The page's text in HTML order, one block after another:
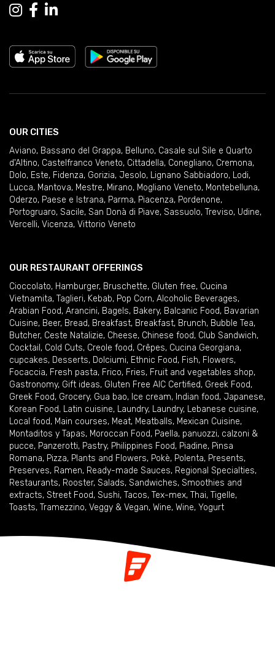
OUR CITIES
Aviano, Bassano del Grappa, Belluno, Casale sul Sile e Quarto
d'Altino, Castelfranco Veneto, Cittadella, Conegliano, Cremona,
Dolo, Este, Fidenza, Gorizia, Jesolo, Lignano Sabbiadoro, Lodi,
Lucca, Mantova, Mestre, Mirano, Mogliano Veneto, Montebelluna,
Oderzo, Paese e Istrana, Parma, Piacenza, Pordenone,
Portogruaro, Sacile, San Donà di Piave, Sassuolo, Treviso, Udine,
Vercelli, Vicenza, Vittorio Veneto
OUR RESTAURANT OFFERINGS
Cioccolato, Hamburger, Bruschette, Gluten free, Cucina
Vietnamita, Taglieri, Kebab, Pop Corn, Alcoholic Beverages,
Arabian Food, Arancini, Bagels, Bakery, Balcanic Food, Bavarian
Cuisine, Beer, Bread, Breakfast, Breakfast, Brunch, Bubble Tea,
Butcher, Ceste Natalizie, Cheese, Chinese food, Club Sandwich,
Cocktail , Cold Cuts, Creole food, Crêpes, Cucina Georgiana,
cupcakes, Desserts, Dolciumi, Ethnic Food, Fish, Flowers,
Focaccia, Fresh pasta, Frico, Fries, Fruit and vegetables shop,
Gastronomy, Gift ideas, Gluten Free AIC Certified, Greek Food,
Greek Food, Grocery, Gua bao, Ice cream, Indian food, Japanese,
Korean Food, Latin cuisine, Laundry, Laundry, Lebanese cuisine,
Local food, Main courses, Meat, Meatballs, Mexican Cuisine,
Montaditos y Tapas, Moroccan Food, Paella, panuozzi, calzoni &
pucce, Panzerotti, Pastry, Philippines Food, Piadine, Pinsa
Romana, Pizza, Plants and Flowers, Pokè, Polenta, Presents,
Preserves, Ramen, Ready-made Sauces, Regional Specialties,
Restaurants, Rooster, Salads, Sandwiches, Smoothies and
extracts, Street Food, Sushi, Tacos, Tex-mex, Thai, Tigelle,
Toasts, Tramezzino, Veggy & Vegan, Wine, Wine, Yogurt